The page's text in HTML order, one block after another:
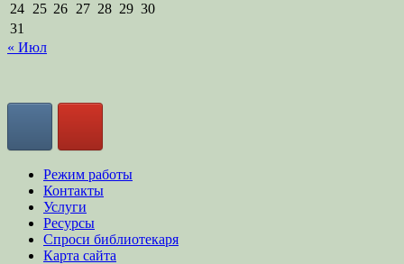
24 25 26 27 28 29 30
31
« Июл
Режим работы
Контакты
Услуги
Ресурсы
Спроси библиотекаря
Карта сайта